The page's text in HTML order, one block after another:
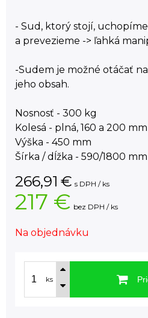
- Sud, ktorý stojí,
a prevezieme -> ľahká
-Sudem je možné otáčať
jeho obsah.
Nosnosť - 300 kg
Kolesá - plná, 160 a 200 mm
Výška - 450 mm
Šírka / dĺžka - 590/1800 mm
266,91 € s DPH / ks
217 € bez DPH / ks
Na objednávku
ks